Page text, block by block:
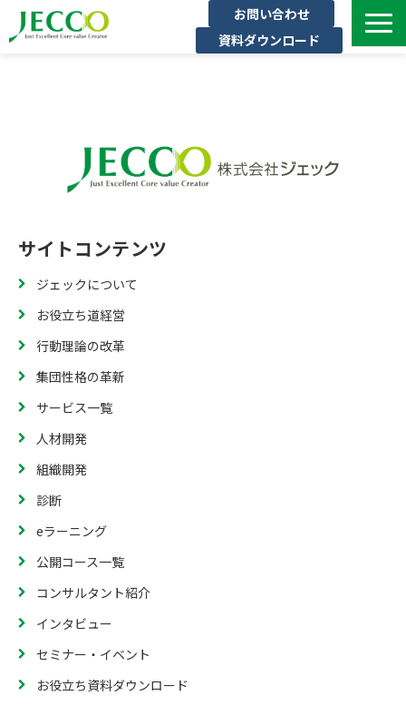
お問い合わせ
資料ダウンロード
セミナー・イベント一覧
サイトコンテンツ
ジェックについて
お役立ち道経営
行動理論の改革
集団性格の革新
サービス一覧
人材開発
組織開発
診断
eラーニング
公開コース一覧
コンサルタント紹介
インタビュー
セミナー・イベント
お役立ち資料ダウンロード